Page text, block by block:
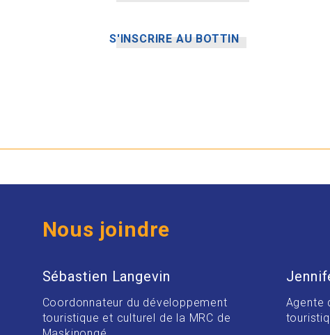
S'INSCRIRE AU BOTTIN
Nous joindre
Sébastien Langevin
Coordonnateur du développement
touristique et culturel de la MRC de
Agente